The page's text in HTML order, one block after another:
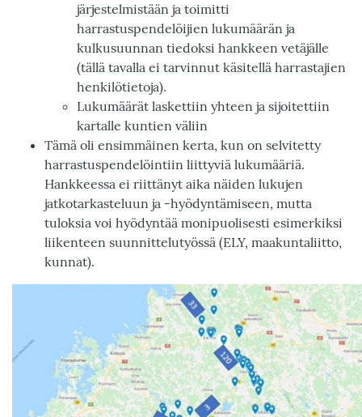
järjestelmistään ja toimitti
harrastuspendelöijien lukumäärän ja
kulkusuunnan tiedoksi hankkeen vetäjälle
(tällä tavalla ei tarvinnut käsitellä harrastajien
henkilötietoja).
Lukumäärät laskettiin yhteen ja sijoitettiin
kartalle kuntien väliin
Tämä oli ensimmäinen kerta, kun on selvitetty
harrastuspendelöintiin liittyviä lukumääriä.
Hankkeessa ei riittänyt aika näiden lukujen
jatkotarkasteluun ja -hyödyntämiseen, mutta
tuloksia voi hyödyntää monipuolisesti esimerkiksi
liikenteen suunnittelutyössä (ELY, maakuntaliitto,
kunnat).